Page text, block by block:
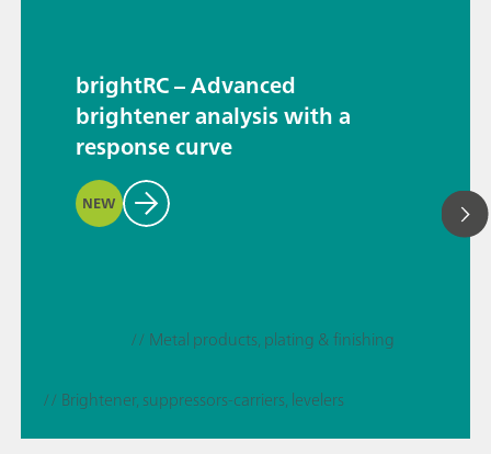
brightRC – Advanced
brightener analysis with a
response curve
NEW
// Metal products, plating & finishing
// Brightener, suppressors-carriers, levelers